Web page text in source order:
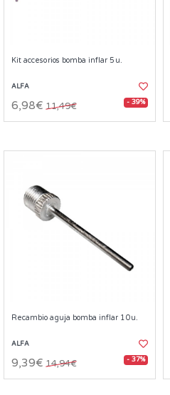
Kit accesorios bomba inflar 5u.
ALFA
6,98€ 11,49€ - 39%
Recambio aguja bomba inflar 10u.
ALFA
9,39€ 14,94€ - 37%